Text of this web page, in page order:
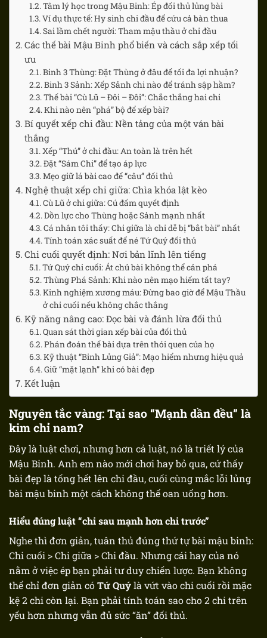
Tâm lý học trong Mậu Binh: Ép đối thủ lủng bài
Ví dụ thực tế: Hy sinh chi đầu để cứu cả bàn thua
Sai lầm chết người: Tham mậu thầu ở chi đầu
Các thế bài Mậu Binh phổ biến và cách sắp xếp tối
ưu
Binh 3 Thùng: Đặt Thùng ở đâu để tối đa lợi nhuận?
Binh 3 Sảnh: Xếp Sảnh chi nào để tránh sập hầm?
Thế bài “Cù Lũ – Đôi – Đôi”: Chắc thắng hai chi
Khi nào nên “phá” bộ để xếp bài?
Bí quyết xếp chi đầu: Nền tảng của một ván bài
thắng
Xếp “Thú” ở chi đầu: An toàn là trên hết
Đặt “Sám Chi” để tạo áp lực
Mẹo giữ lá bài cao để “câu” đối thủ
Nghệ thuật xếp chi giữa: Chìa khóa lật kèo
Cù Lũ ở chi giữa: Cú đấm quyết định
Dồn lực cho Thùng hoặc Sảnh mạnh nhất
Cá nhân tôi thấy: Chi giữa là chi dễ bị “bắt bài” nhất
Tính toán xác suất để né Tứ Quý đối thủ
Chi cuối quyết định: Nơi bản lĩnh lên tiếng
Tứ Quý chi cuối: Át chủ bài không thể cản phá
Thùng Phá Sảnh: Khi nào nên mạo hiểm tất tay?
Kinh nghiệm xương máu: Đừng bao giờ để Mậu Thầu
ở chi cuối nếu không chắc thắng
Kỹ năng nâng cao: Đọc bài và đánh lừa đối thủ
Quan sát thời gian xếp bài của đối thủ
Phán đoán thế bài dựa trên thói quen của họ
Kỹ thuật “Binh Lủng Giả”: Mạo hiểm nhưng hiệu quả
Giữ “mặt lạnh” khi có bài đẹp
Kết luận
Nguyên tắc vàng: Tại sao “Mạnh dần đều” là
kim chỉ nam?
Đây là luật chơi, nhưng hơn cả luật, nó là triết lý của
Mậu Binh. Anh em nào mới chơi hay bỏ qua, cứ thấy
bài đẹp là tống hết lên chi đầu, cuối cùng mắclỗi lủng
bài mậu binh một cách không thể oan uổng hơn.
Hiểu đúng luật “chi sau mạnh hơn chi trước”
Nghe thì đơn giản, tuân thủ đúngthứ tự bài mậu binh:
Chi cuối > Chi giữa > Chi đầu. Nhưng cái hay của nó
nằm ở việc ép bạn phải tư duy chiến lược. Bạn không
thể chỉ đơn giản cóTứ Quýlà vứt vào chi cuối rồi mặc
kệ 2 chi còn lại. Bạn phải tính toán sao cho 2 chi trên
yếu hơn nhưng vẫn đủ sức “ăn” đối thủ.